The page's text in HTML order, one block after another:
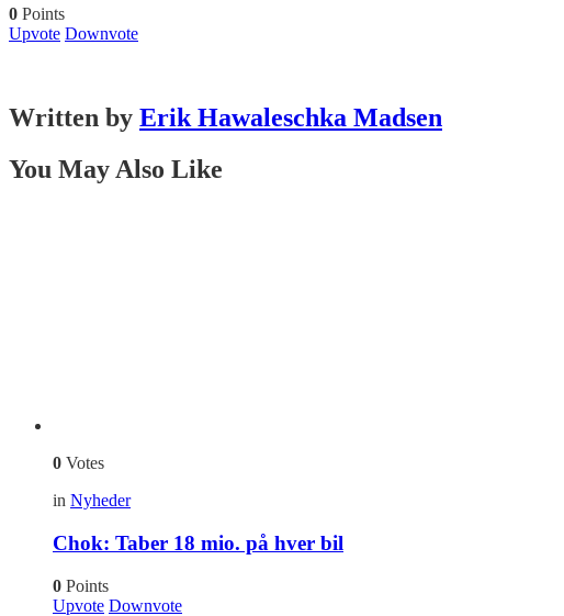
0 Points
Upvote Downvote
Written by Erik Hawaleschka Madsen
You May Also Like
0 Votes
in Nyheder
Chok: Taber 18 mio. på hver bil
0 Points
Upvote Downvote